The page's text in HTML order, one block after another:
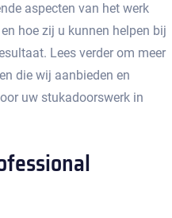
aspecten van het werk
hoe zij u kunnen helpen bij
Lees verder om meer
die wij aanbieden en
uw stukadoorswerk in